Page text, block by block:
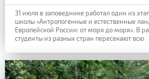
31 июля в заповеднике работал один из
школы «Антропогенные и естественные
Европейской России: от моря до моря». В
студенты из разных стран пересекают всю